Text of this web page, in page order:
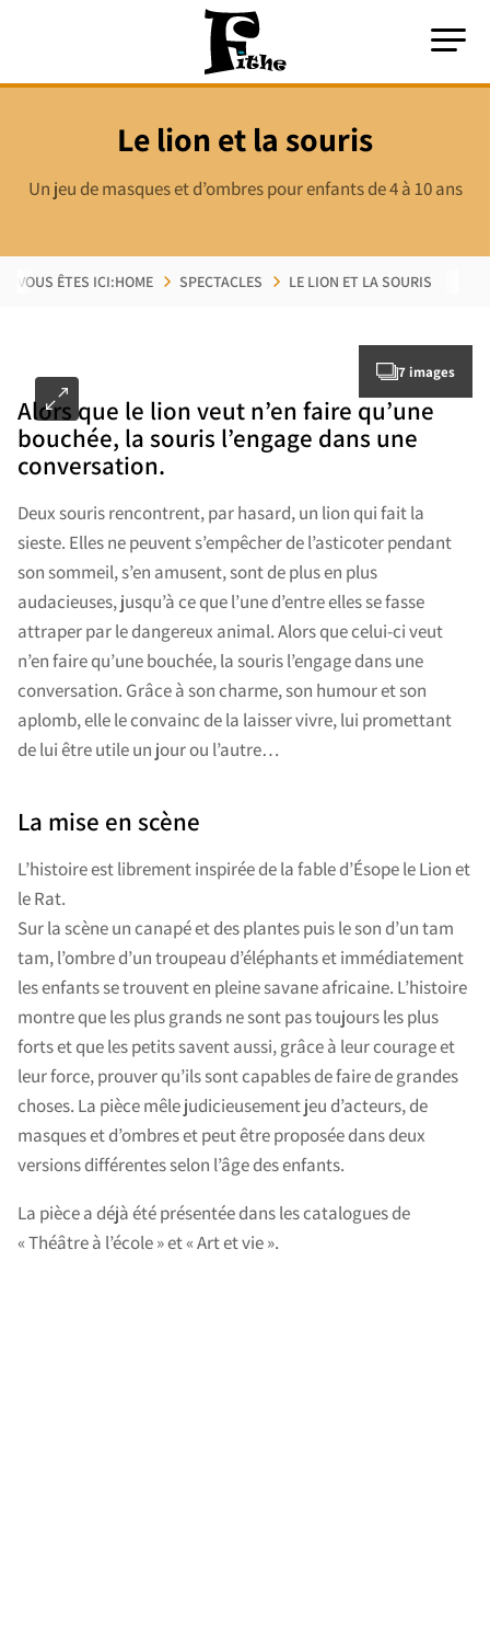
Le lion et la souris
Un jeu de masques et d’ombres pour enfants de 4 à 10 ans
VOUS ÊTES ICI:HOME SPECTACLES LE LION ET LA SOURIS
7 images
Alors que le lion veut n’en faire qu’une
bouchée, la souris l’engage dans une
conversation.
Deux souris rencontrent, par hasard, un lion qui fait la
sieste. Elles ne peuvent s’empêcher de l’asticoter pendant
son sommeil, s’en amusent, sont de plus en plus
audacieuses, jusqu’à ce que l’une d’entre elles se fasse
attraper par le dangereux animal. Alors que celui-ci veut
n’en faire qu’une bouchée, la souris l’engage dans une
conversation. Grâce à son charme, son humour et son
aplomb, elle le convainc de la laisser vivre, lui promettant
de lui être utile un jour ou l’autre…
La mise en scène
L’histoire est librement inspirée de la fable d’Ésope le Lion et
le Rat.
Sur la scène un canapé et des plantes puis le son d’un tam
tam, l’ombre d’un troupeau d’éléphants et immédiatement
les enfants se trouvent en pleine savane africaine. L’histoire
montre que les plus grands ne sont pas toujours les plus
forts et que les petits savent aussi, grâce à leur courage et
leur force, prouver qu’ils sont capables de faire de grandes
choses. La pièce mêle judicieusement jeu d’acteurs, de
masques et d’ombres et peut être proposée dans deux
versions différentes selon l’âge des enfants.
La pièce a déjà été présentée dans les catalogues de
« Théâtre à l’école » et « Art et vie ».